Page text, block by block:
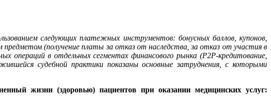
следующих платежных инструментов: бонусных баллов, купонов,
предметом (получение платы за отказ от наследства, за отказ от участия в
операций в отдельных сегментах финансового рынка (P2P-кредитование,
судебной практики показаны основные затруднения, с которыми
жизни (здоровью) пациентов при оказании медицинских услуг: